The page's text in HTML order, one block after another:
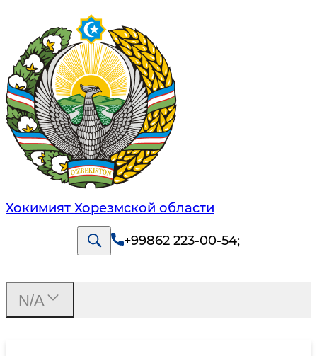
Хокимият Хорезмской области
+99862 223-00-54;
N/A